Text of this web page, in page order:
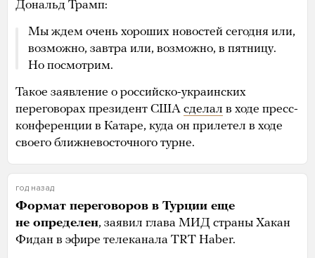
Дональд Трамп:
Мы ждем очень хороших новостей сегодня или,
возможно, завтра или, возможно, в пятницу.
Но посмотрим.
Такое заявление о российско-украинских
переговорах президент США сделал в ходе пресс-
конференции в Катаре, куда он прилетел в ходе
своего ближневосточного турне.
год назад
Формат переговоров в Турции еще
не определен, заявил глава МИД страны Хакан
Фидан в эфире телеканала TRT Haber.